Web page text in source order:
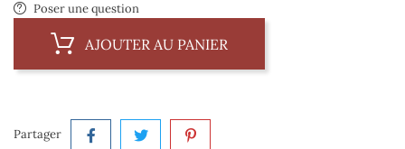
Poser une question
AJOUTER AU PANIER
Partager